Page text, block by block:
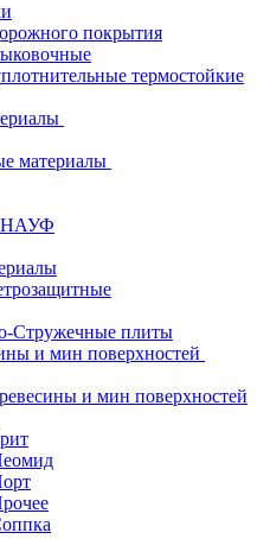
покрытия
термостойкие
материалы
Стружечные плиты
и мин поверхностей
и мин поверхностей